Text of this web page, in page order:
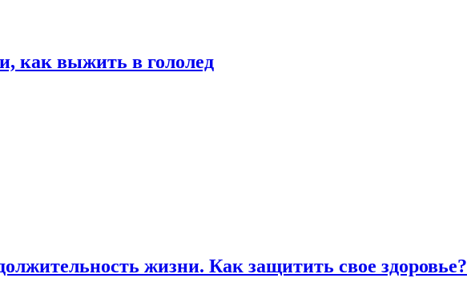
как выжить в гололед
жизни. Как защитить свое здоровье?